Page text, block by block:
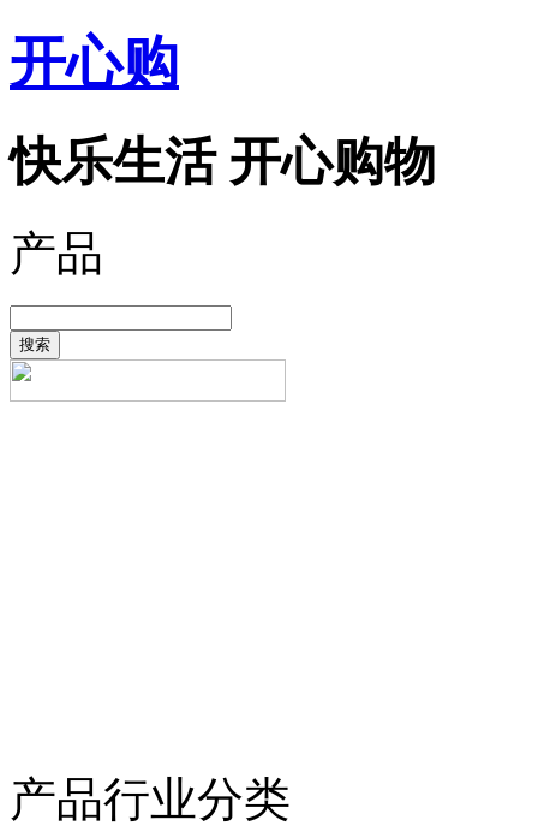
开心购
快乐生活 开心购物
产品
搜索
产品行业分类